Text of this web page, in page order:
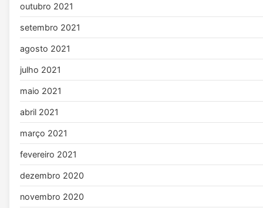
outubro 2021
setembro 2021
agosto 2021
julho 2021
maio 2021
abril 2021
março 2021
fevereiro 2021
dezembro 2020
novembro 2020